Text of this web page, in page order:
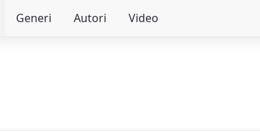
Generi Autori Video